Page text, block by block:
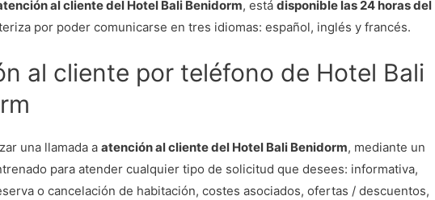
al cliente del Hotel Bali Benidorm, estádisponible las 24 horas del
por poder comunicarse en tres idiomas: español, inglés y francés.
al cliente por teléfono de Hotel Bali
una llamada aatención al cliente del Hotel Bali Benidorm, mediante un
para atender cualquier tipo de solicitud que desees: informativa,
o cancelación de habitación, costes asociados, ofertas / descuentos,